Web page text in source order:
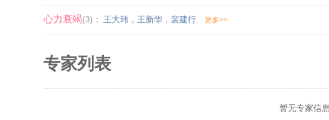
心力衰竭(3)： 王大玮 ， 王新华 ， 裴建行 更多>>
专家列表
暂无专家信息